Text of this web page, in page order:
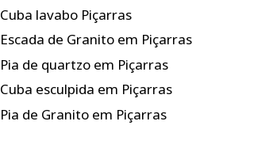
Cuba lavabo Piçarras
Escada de Granito em Piçarras
Pia de quartzo em Piçarras
Cuba esculpida em Piçarras
Pia de Granito em Piçarras